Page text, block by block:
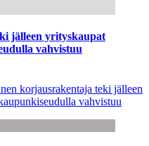
jälleen yrityskaupat
vahvistuu
korjausrakentaja teki jälleen
vahvistuu